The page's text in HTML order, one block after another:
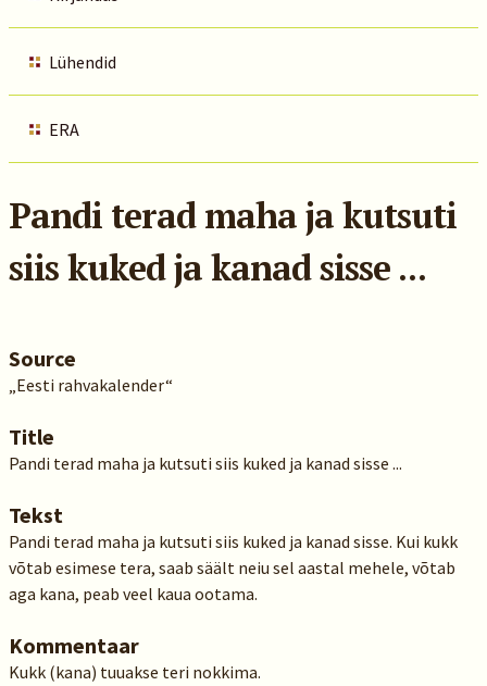
Lühendid
ERA
Pandi terad maha ja kutsuti
siis kuked ja kanad sisse ...
Source
„Eesti rahvakalender“
Title
Pandi terad maha ja kutsuti siis kuked ja kanad sisse ...
Tekst
Pandi terad maha ja kutsuti siis kuked ja kanad sisse. Kui kukk
võtab esimese tera, saab säält neiu sel aastal mehele, võtab
aga kana, peab veel kaua ootama.
Kommentaar
Kukk (kana) tuuakse teri nokkima.